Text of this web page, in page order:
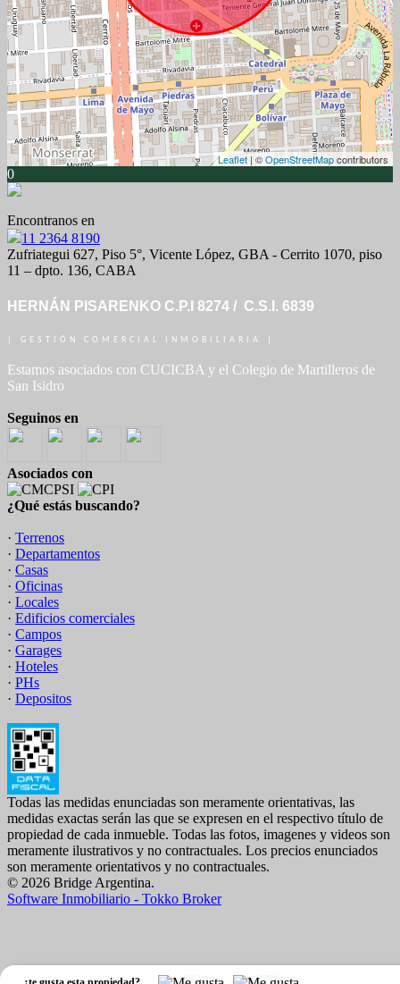
Leaflet | ©OpenStreetMapcontributors
0
Encontranos en
11 2364 8190
Zufriategui 627, Piso 5°, Vicente López, GBA - Cerrito 1070, piso
11 – dpto. 136, CABA
HERNÁN PISARENKO C.P.I 8274 / C.S.I. 6839
| GESTIÓN COMERCIAL INMOBILIARIA |
Estamos asociados con CUCICBA y el Colegio de Martilleros de
San Isidro
Seguinos en
Asociados con
¿Qué estás buscando?
· Terrenos
· Departamentos
· Casas
· Oficinas
· Locales
· Edificios comerciales
· Campos
· Garages
· Hoteles
· PHs
· Depositos
Todas las medidas enunciadas son meramente orientativas, las
medidas exactas serán las que se expresen en el respectivo título de
propiedad de cada inmueble. Todas las fotos, imagenes y videos son
meramente ilustrativos y no contractuales. Los precios enunciados
son meramente orientativos y no contractuales.
© 2026 Bridge Argentina.
Software Inmobiliario - Tokko Broker